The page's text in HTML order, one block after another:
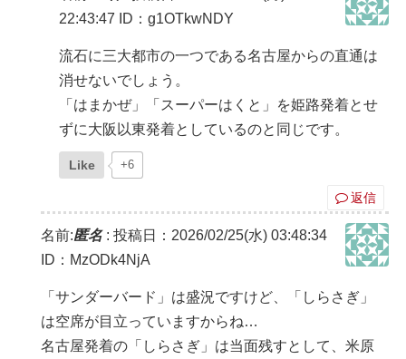
22:43:47
ID：g1OTkwNDY
流石に三大都市の一つである名古屋からの直通は
消せないでしょう。
「はまかぜ」「スーパーはくと」を姫路発着とせ
ずに大阪以東発着としているのと同じです。
Like +6
返信
名前:匿名: 投稿日：2026/02/25(水) 03:48:34
ID：MzODk4NjA
「サンダーバード」は盛況ですけど、「しらさぎ」
は空席が目立っていますからね…
名古屋発着の「しらさぎ」は当面残すとして、米原